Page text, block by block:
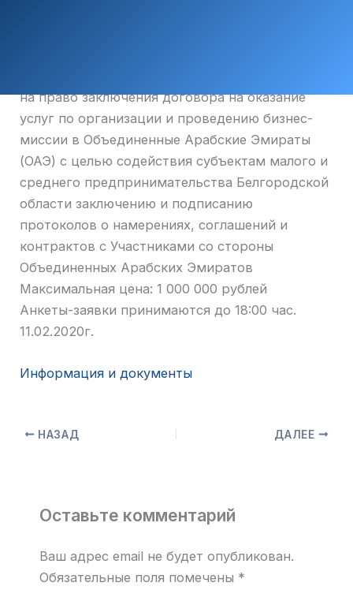
на право заключения договора на оказание
услуг по организации и проведению бизнес-
миссии в Объединенные Арабские Эмираты
(ОАЭ) с целью содействия субъектам малого и
среднего предпринимательства Белгородской
области заключению и подписанию
протоколов о намерениях, соглашений и
контрактов с Участниками со стороны
Объединенных Арабских Эмиратов
Максимальная цена: 1 000 000 рублей
Анкеты-заявки принимаются до 18:00 час.
11.02.2020г.
Информация и документы
НАЗАД ДАЛЕЕ
Оставьте комментарий
Ваш адрес email не будет опубликован.
Обязательные поля помечены *